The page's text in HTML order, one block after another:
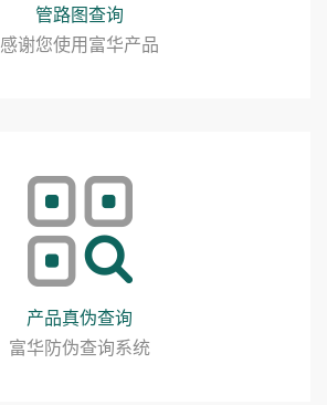
管路图查询
感谢您使用富华产品
产品真伪查询
富华防伪查询系统